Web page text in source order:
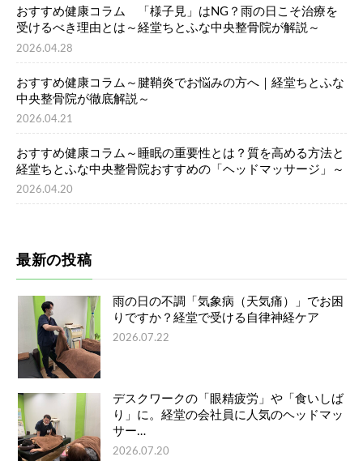
おすすめ健康コラム 「様子見」はNG？雨の日こそ治療を
受けるべき理由とは～経堂ちとふな中央整骨院が解説～
2026.04.28
おすすめ健康コラム～腱鞘炎でお悩みの方へ｜経堂ちとふな
中央整骨院が徹底解説～
2026.04.21
おすすめ健康コラム～睡眠の重要性とは？質を高める方法と
経堂ちとふな中央整骨院おすすめの「ヘッドマッサージ」～
2026.04.20
最新の投稿
雨の日の不調「気象病（天気痛）」でお困
りですか？経堂で受ける自律神経ケア
2026.07.22
デスクワークの「眼精疲労」や「食いしば
り」に。経堂の会社員に人気のヘッドマッ
サー…
2026.07.20